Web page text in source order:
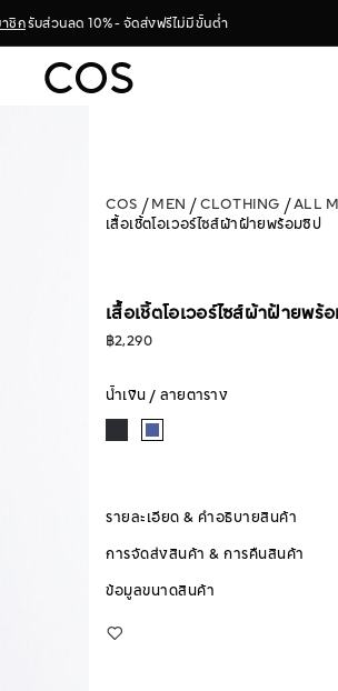
ชิกรับส่วนลด 10% - จัดส่งฟรีไม่มีขั้นต่ำ
COS MEN CLOTHING ALL
เสื้อเชิ้ตโอเวอร์ไซส์ผ้าฝ้ายพร้อมซิป
เสื้อเชิ้ตโอเวอร์ไซส์ผ้าฝ้ายพร้
฿2,290
น้ำเงิน / ลายตาราง
รายละเอียด & คำอธิบายสินค้า
การจัดส่งสินค้า & การคืนสินค้า
ข้อมูลขนาดสินค้า